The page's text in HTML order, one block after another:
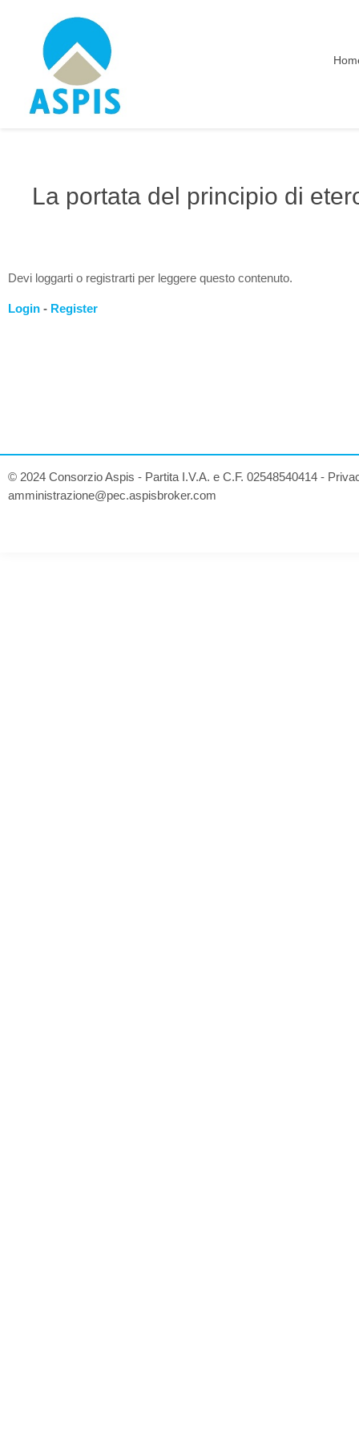
La portata del principio di
Devi loggarti o registrarti per leggere questo contenuto.
Login - Register
© 2024 Consorzio Aspis - Partita I.V.A. e C.F. 02548540414 -
amministrazione@pec.aspisbroker.com